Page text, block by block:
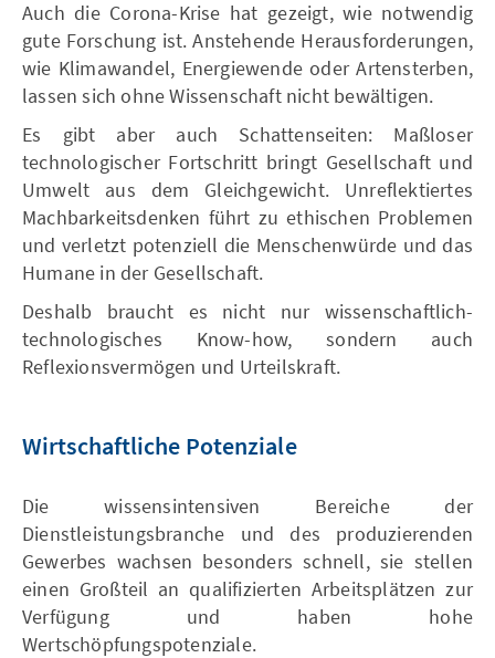
Auch die Corona-Krise hat gezeigt, wie notwendig
gute Forschung ist. Anstehende Herausforderungen,
wie Klimawandel, Energiewende oder Artensterben,
lassen sich ohne Wissenschaft nicht bewältigen.
Es gibt aber auch Schattenseiten: Maßloser
technologischer Fortschritt bringt Gesellschaft und
Umwelt aus dem Gleichgewicht. Unreflektiertes
Machbarkeitsdenken führt zu ethischen Problemen
und verletzt potenziell die Menschenwürde und das
Humane in der Gesellschaft.
Deshalb braucht es nicht nur wissenschaftlich-
technologisches Know-how, sondern auch
Reflexionsvermögen und Urteilskraft.
Wirtschaftliche Potenziale
Die wissensintensiven Bereiche der
Dienstleistungsbranche und des produzierenden
Gewerbes wachsen besonders schnell, sie stellen
einen Großteil an qualifizierten Arbeitsplätzen zur
Verfügung und haben hohe
Wertschöpfungspotenziale.